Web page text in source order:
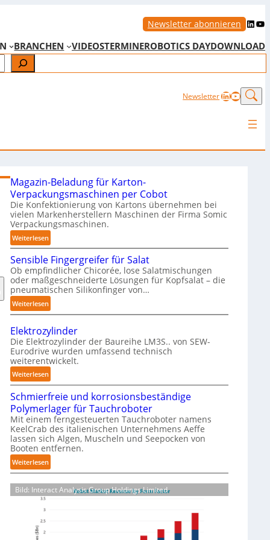
Newsletter abonnieren LinkedIn YouTube
BRANCHEN VIDEOSTERMINEROBOTICS DAYDOWNLOAD
NewsletterLinkedIn
Magazin-Beladung für Karton-
Verpackungsmaschinen per Cobot
Die Konfektionierung von Kartons übernehmen bei
vielen Markenherstellern Maschinen der Firma Somic
Verpackungsmaschinen.
Weiterlesen:
M
g
a
z
i
n
-
B
e
l
a
d
u
n
g
f
ü
r
K
r
Sensible Fingergreifer für Salat
Ob empfindlicher Chicorée, lose Salatmischungen
oder maßgeschneiderte Lösungen für Kopfsalat – die
pneumatischen Silikonfinger von…
Weiterlesen:
S
e
n
s
i
l
e
F
i
n
g
e
r
g
r
e
Elektrozylinder
Die Elektrozylinder der Baureihe LM3S.. von SEW-
Eurodrive wurden umfassend technisch
weiterentwickelt.
Weiterlesen:
E
l
e
k
t
r
o
z
y
l
Schmierfreie und korrosionsbeständige
Polymerlager für Tauchroboter
Mit einem ferngesteuerten Tauchroboter namens
KeelCrab des italienischen Unternehmens Aeffe
lassen sich Algen, Muscheln und Seepocken von
Booten entfernen.
Weiterlesen:
S
c
h
Bild: Interact Analysis Group Holdings Limited